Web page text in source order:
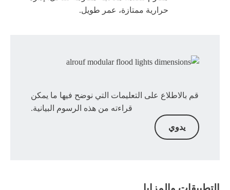
حرارية ممتازة، عمر طويل.
قم بالاطلاع على التعليمات التي نوضح فيها ما يمكن
قراءته من هذه الرسوم البيانية.
يدوي